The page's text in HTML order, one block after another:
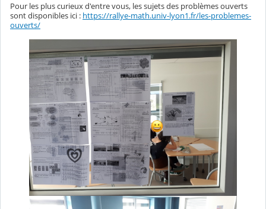
Pour les plus curieux d'entre vous, les sujets des problèmes ouverts
sont disponibles ici : https://rallye-math.univ-lyon1.fr/les-problemes-
ouverts/